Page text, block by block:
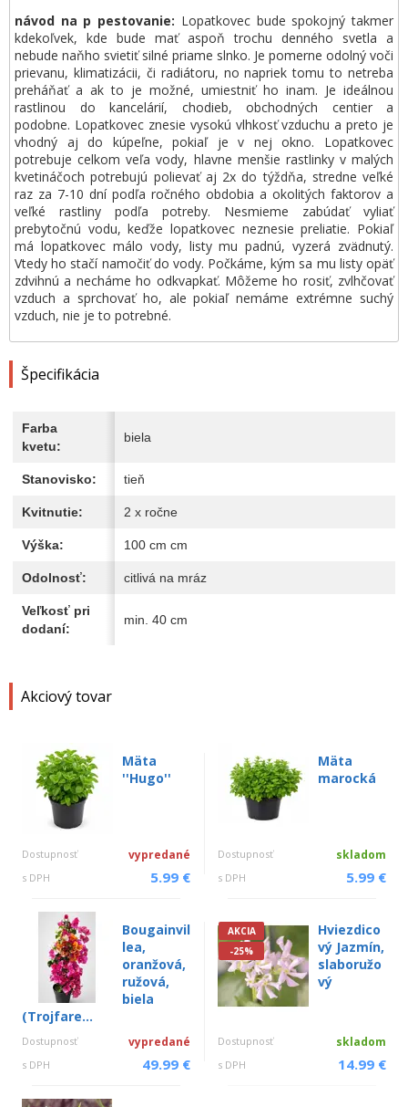
Akciový tovar
Mäta
''Hugo''
Dostupnosť vypredané
s DPH 5.99 €
Mäta
marocká
Dostupnosť skladom
s DPH 5.99 €
Bougainvil
lea,
oranžová,
ružová,
biela
(Trojfare...
Dostupnosť vypredané
s DPH 49.99 €
AKCIA
-25%
Hviezdico
vý Jazmín,
slaboružo
vý
Dostupnosť skladom
s DPH 14.99 €
návod na p pestovanie: Lopatkovec bude spokojný takmer
kdekoľvek, kde bude mať aspoň trochu denného svetla a
nebude naňho svietiť silné priame slnko. Je pomerne odolný voči
prievanu, klimatizácii, či radiátoru, no napriek tomu to netreba
preháňať a ak to je možné, umiestniť ho inam. Je ideálnou
rastlinou do kancelárií, chodieb, obchodných centier a
podobne. Lopatkovec znesie vysokú vlhkosť vzduchu a preto je
vhodný aj do kúpeľne, pokiaľ je v nej okno. Lopatkovec
potrebuje celkom veľa vody, hlavne menšie rastlinky v malých
kvetináčoch potrebujú polievať aj 2x do týždňa, stredne veľké
raz za 7-10 dní podľa ročného obdobia a okolitých faktorov a
veľké rastliny podľa potreby. Nesmieme zabúdať vyliať
prebytočnú vodu, keďže lopatkovec neznesie preliatie. Pokiaľ
má lopatkovec málo vody, listy mu padnú, vyzerá zvädnutý.
Vtedy ho stačí namočiť do vody. Počkáme, kým sa mu listy opäť
zdvihnú a necháme ho odkvapkať. Môžeme ho rosiť, zvlhčovať
vzduch a sprchovať ho, ale pokiaľ nemáme extrémne suchý
vzduch, nie je to potrebné.
Špecifikácia
Farba
kvetu:
biela
Stanovisko: tieň
Kvitnutie: 2 x ročne
Výška: 100 cm cm
Odolnosť: citlivá na mráz
Veľkosť pri
dodaní:
min. 40 cm